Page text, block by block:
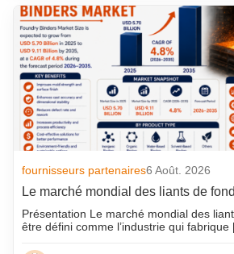
fournisseurs partenaires6 Août. 2026
Le marché mondial des liants de
Présentation Le marché mondial des
être défini comme l’industrie qui